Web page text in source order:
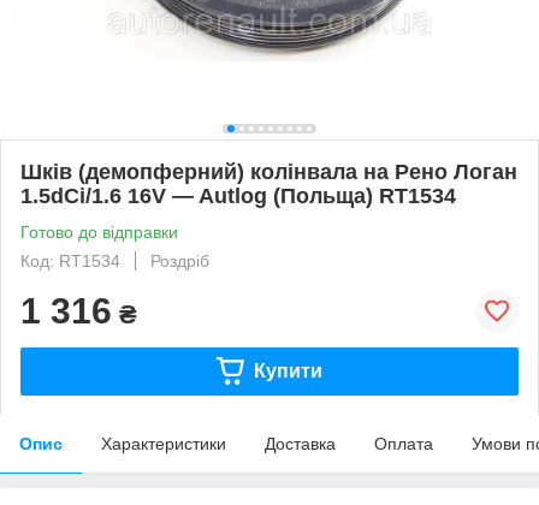
Шків (демопферний) колінвала на Рено Логан
1.5dCi/1.6 16V — Autlog (Польща) RT1534
Готово до відправки
Код: RT1534
Роздріб
1 316 ₴
Купити
Опис Характеристики Доставка Оплата Умови